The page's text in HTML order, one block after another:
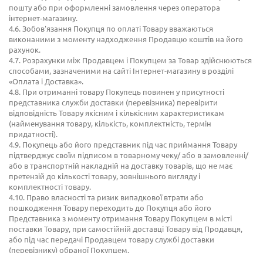
пошту або при оформленні замовлення через оператора
інтернет-магазину.
4.6. Зобов'язання Покупця по оплаті Товару вважаються
виконаними з моменту надходження Продавцю коштів на його
рахунок.
4.7. Розрахунки між Продавцем і Покупцем за Товар здійснюються
способами, зазначеними на сайті Інтернет-магазину в розділі
«Оплата і Доставка».
4.8. При отриманні товару Покупець повинен у присутності
представника служби доставки (перевізника) перевірити
відповідність Товару якісним і кількісним характеристикам
(найменування товару, кількість, комплектність, термін
придатності).
4.9. Покупець або його представник під час приймання Товару
підтверджує своїм підписом в товарному чеку/ або в замовленні/
або в транспортній накладній на доставку товарів, що не має
претензій до кількості товару, зовнішнього вигляду і
комплектності товару.
4.10. Право власності та ризик випадкової втрати або
пошкодження Товару переходить до Покупця або його
Представника з моменту отримання Товару Покупцем в місті
поставки Товару, при самостійній доставці Товару від Продавця,
або під час передачі Продавцем товару службі доставки
(перевізнику) обраної Покупцем.